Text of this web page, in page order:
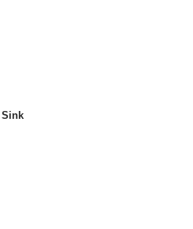
Sink